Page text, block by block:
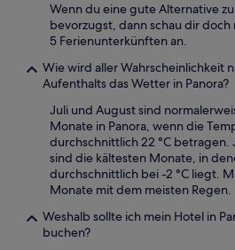
Wenn du eine gute Alternative
bevorzugst, dann schau dir doch
5 Ferienunterkünften an.
Wie wird aller Wahrscheinlichkeit
Aufenthalts das Wetter in Panora?
Juli und August sind
Monate in Panora, wenn die
durchschnittlich 22 °C betragen.
sind die kältesten Monate, in
durchschnittlich bei -2 °C liegt.
Monate mit dem meisten Regen.
Weshalb sollte ich mein Hotel in
buchen?